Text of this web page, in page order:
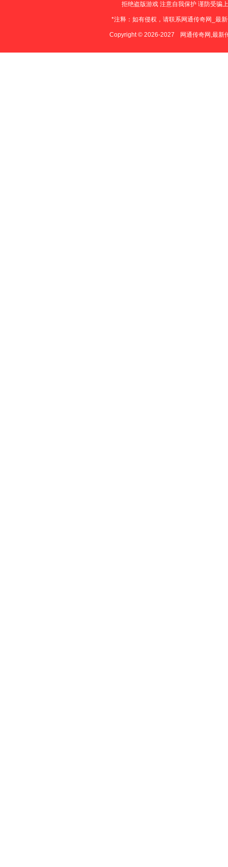
拒绝盗版游戏 注意自我保护 谨防受骗
*注释：如有侵权，请联系网通传奇网_最
Copyright © 2026-2027 网通传奇网,最新